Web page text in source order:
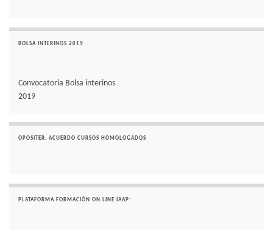
BOLSA INTERINOS 2019
Convocatoria Bolsa interinos
2019
OPOSITER. ACUERDO CURSOS HOMOLOGADOS
PLATAFORMA FORMACIÓN ON LINE IAAP: